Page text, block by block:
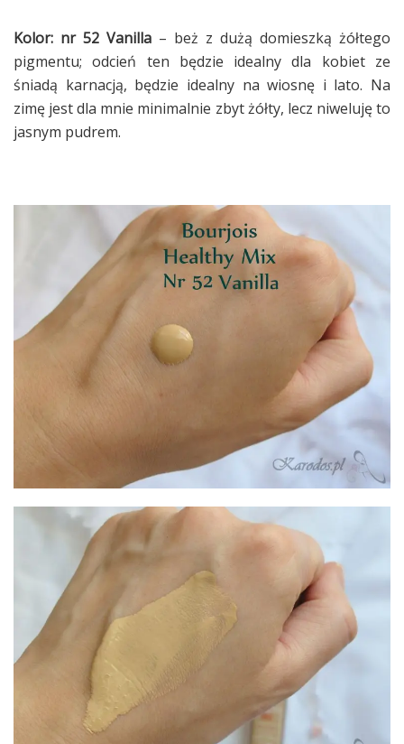
Kolor: nr 52 Vanilla – beż z dużą domieszką żółtego
pigmentu; odcień ten będzie idealny dla kobiet ze
śniadą karnacją, będzie idealny na wiosnę i lato. Na
zimę jest dla mnie minimalnie zbyt żółty, lecz niweluję to
jasnym pudrem.